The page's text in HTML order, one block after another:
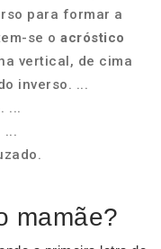
para formar a
se oacróstico
vertical, de cima
inverso. ...
...
...
mamãe?